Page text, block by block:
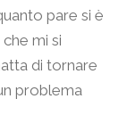
pare si è
mi si
di tornare
problema